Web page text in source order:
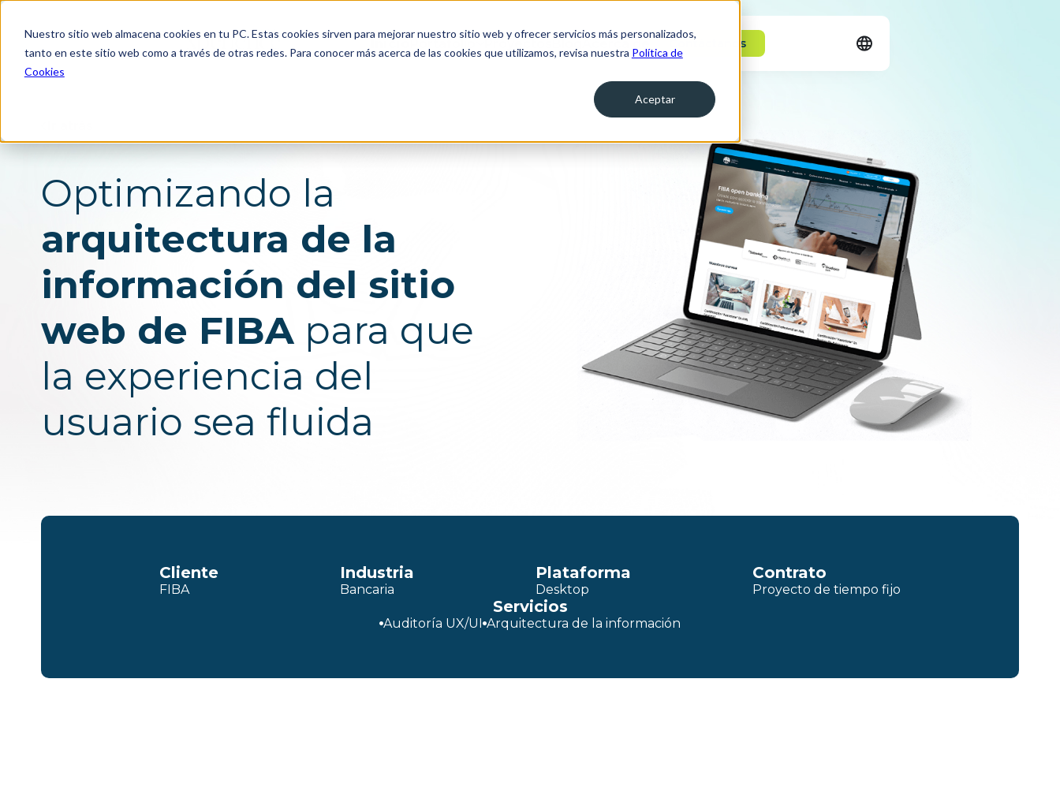
Nuestro sitio web almacena cookies en tu PC. Estas cookies sirven para mejorar nuestro sitio web y ofrecer servicios más personalizados,
tanto en este sitio web como a través de otras redes. Para conocer más acerca de las cookies que utilizamos, revisa nuestra Política de
Cookies
Aceptar
Inicio
negocio
Diseño de estrategia de
omnicanalidad y canales
Experiencia para múltiples
stakeholders
Producto digital
Experimentos y validación con los
usuarios
Centro de Experiencia Digital para
Proyectos Acerca de Contáctanos
Optimizando la
arquitectura de la
información del sitio
web de FIBA para que
la experiencia del
usuario sea fluida
Cliente
FIBA
Industria
Bancaria
Plataforma
Desktop
Contrato
Proyecto de tiempo fijo
Servicios
Auditoría UX/UI Arquitectura de la información